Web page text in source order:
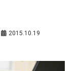
2015.10.19